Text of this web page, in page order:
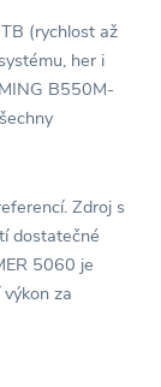
(rychlost až
her i
B550M-
Zdroj s
dostatečné
5060 je
za